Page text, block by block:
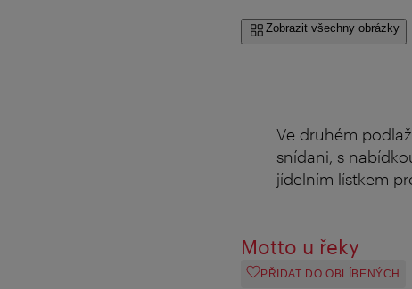
Zobrazit všechny obrázky
Ve druhém
snídani, s
jídelním lístkem
Motto u řeky
PŘIDAT DO OBLÍBENÝCH